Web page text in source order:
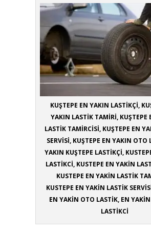
KUŞTEPE EN YAKIN LASTİKÇİ,
YAKIN LASTİK TAMİRİ, KUŞTEPE
LASTİK TAMİRCİSİ, KUŞTEPE EN
SERVİSİ, KUŞTEPE EN YAKIN OTO
YAKIN KUŞTEPE LASTİKÇİ,
LASTİKCİ, KUSTEPE EN YAKİN
KUSTEPE EN YAKİN LASTİK
KUSTEPE EN YAKİN LASTİK
EN YAKİN OTO LASTİK, EN YAKİN
LASTİKCİ